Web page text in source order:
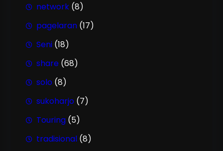
network (8)
pagelaran (17)
Seni (18)
share (68)
solo (8)
sukoharjo (7)
Touring (5)
tradisional (8)